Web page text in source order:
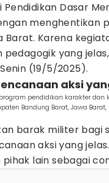
Dasar
menghentikan
Barat. Karena
yang
(19/5/2025).
aksi
pendidikan karakter dan
Bandung Barat, Jawa
barak militer bagi
aksi yang
lain sebagai